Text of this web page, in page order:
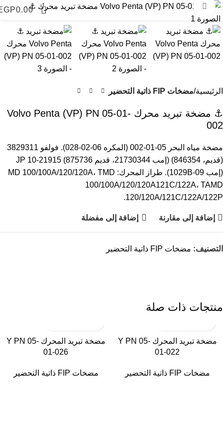
0
0.00 اضغط للتكبير
الرئيسية مضخات FIP ذاتية التحضير
⚓ مضخة تبريد محرك Volvo Penta (VP) PN 05-01-
002
مضخة مياه البحر 05-01-002 (المكره 06-02-028). فولفو 3829311
(قديم، 846354) (إمب 21730344، قديم 875736) JP 10-21915
(إمب 09-1029B). طراز المحرك: MD 100/100A/120/120A، TMD
100/100A/120/120A121C/122A، TAMD
120/120A/121C/122A/122P.
إضافة إلى مقارنة إضافة إلى مفضلة
التصنيف: مضخات FIP ذاتية التحضير
منتجات ذات صلة
مضخة تبريد المحرك Y PN 05-
01-022
مضخات FIP ذاتية التحضير
مضخة تبريد المحرك Y PN 05-
01-026
مضخات FIP ذاتية التحضير